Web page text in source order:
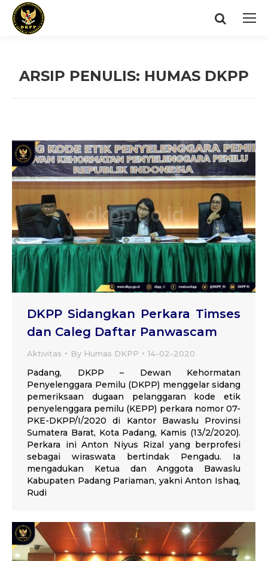
Search:
ARSIP PENULIS: HUMAS DKPP
DKPP Sidangkan Perkara Timses
dan Caleg Daftar Panwascam
Aktivitas By Humas DKPP 14-02-2020
Padang, DKPP – Dewan Kehormatan
Penyelenggara Pemilu (DKPP) menggelar sidang
pemeriksaan dugaan pelanggaran kode etik
penyelenggara pemilu (KEPP) perkara nomor 07-
PKE-DKPP/I/2020 di Kantor Bawaslu Provinsi
Sumatera Barat, Kota Padang, Kamis (13/2/2020).
Perkara ini Anton Niyus Rizal yang berprofesi
sebagai wiraswata bertindak Pengadu. Ia
mengadukan Ketua dan Anggota Bawaslu
Kabupaten Padang Pariaman, yakni Anton Ishaq,
Rudi